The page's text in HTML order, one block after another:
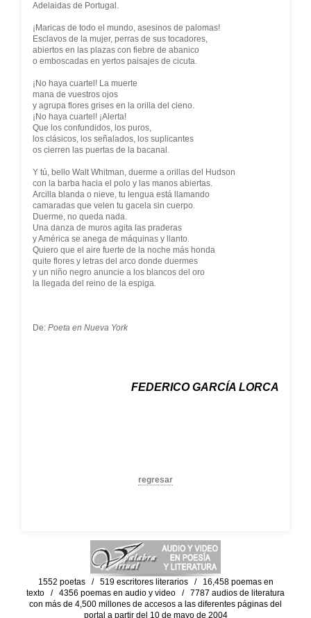
Adelaidas de Portugal.
¡Maricas de todo el mundo, asesinos de palomas!
Esclavos de la mujer, perras de sus tocadores,
abiertos en las plazas con fiebre de abanico
o emboscadas en yertos paisajes de cicuta.
¡No haya cuartel! La muerte
mana de vuestros ojos
y agrupa flores grises en la orilla del cieno.
¡No haya cuartel! ¡Alerta!
Que los confundidos, los puros,
los clásicos, los señalados, los suplicantes
os cierren las puertas de la bacanal.
Y tú, bello Walt Whitman, duerme a orillas del Hudson
con la barba hacia el polo y las manos abiertas.
Arcilla blanda o nieve, tu lengua está llamando
camaradas que velen tu gacela sin cuerpo.
Duerme, no queda nada.
Una danza de muros agita las praderas
y América se anega de máquinas y llanto.
Quiero que el aire fuerte de la noche más honda
quite flores y letras del arco donde duermes
y un niño negro anuncie a los blancos del oro
la llegada del reino de la espiga.
De: Poeta en Nueva York
FEDERICO GARCÍA LORCA
regresar
1552 poetas / 519 escritores literarios / 16,458 poemas en
texto / 4356 poemas en audio y video / 7787 audios de literatura
con más de 4,500 millones de accesos a las diferentes páginas del
portal a partir del 10 de mayo de 2004